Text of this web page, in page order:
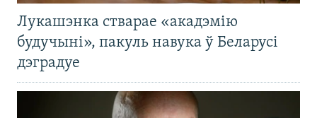
Лукашэнка стварае «акадэмію
будучыні», пакуль навука ў Беларусі
дэградуе